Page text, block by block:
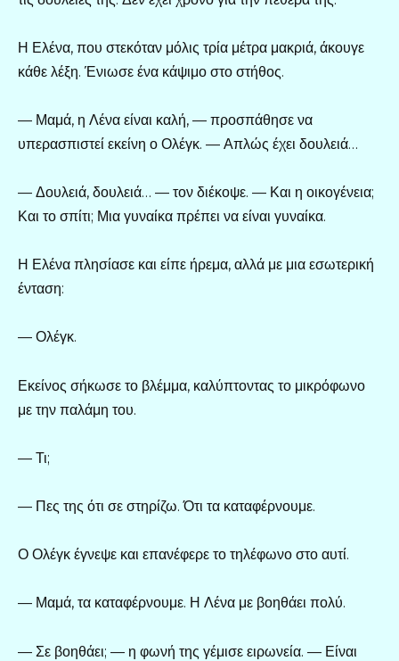
Η Ελένα, που στεκόταν μόλις τρία μέτρα μακριά, άκουγε
κάθε λέξη. Ένιωσε ένα κάψιμο στο στήθος.
— Μαμά, η Λένα είναι καλή, — προσπάθησε να
υπερασπιστεί εκείνη ο Ολέγκ. — Απλώς έχει δουλειά…
— Δουλειά, δουλειά… — τον διέκοψε. — Και η οικογένεια;
Και το σπίτι; Μια γυναίκα πρέπει να είναι γυναίκα.
Η Ελένα πλησίασε και είπε ήρεμα, αλλά με μια εσωτερική
ένταση:
— Ολέγκ.
Εκείνος σήκωσε το βλέμμα, καλύπτοντας το μικρόφωνο
με την παλάμη του.
— Τι;
— Πες της ότι σε στηρίζω. Ότι τα καταφέρνουμε.
Ο Ολέγκ έγνεψε και επανέφερε το τηλέφωνο στο αυτί.
— Μαμά, τα καταφέρνουμε. Η Λένα με βοηθάει πολύ.
— Σε βοηθάει; — η φωνή της γέμισε ειρωνεία. — Είναι